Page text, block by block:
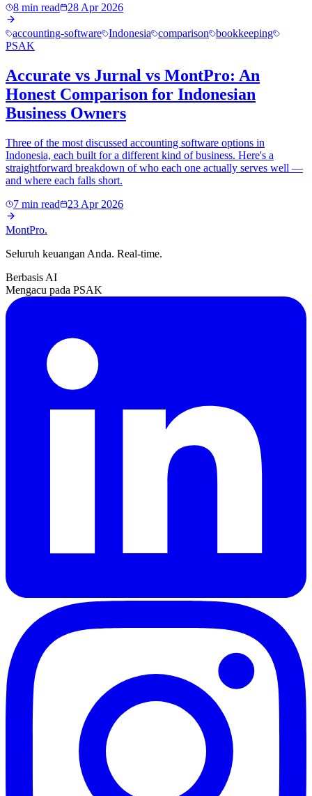
8 min read
28 Apr 2026
accounting-software Indonesia comparison
bookkeeping
PSAK
Accurate vs Jurnal vs MontPro: An
Honest Comparison for Indonesian
Business Owners
Three of the most discussed accounting software options in
Indonesia, each built for a different kind of business. Here's a
straightforward breakdown of who each one actually serves well —
and where each falls short.
7 min read
23 Apr 2026
MontPro.
Seluruh keuangan Anda. Real-time.
Berbasis AI
Mengacu pada PSAK